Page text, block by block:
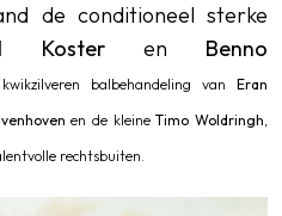
de conditioneel sterke
Kosteren Benno
balbehandeling vanEran
en de kleineTimo Woldringh,
rechtsbuiten.